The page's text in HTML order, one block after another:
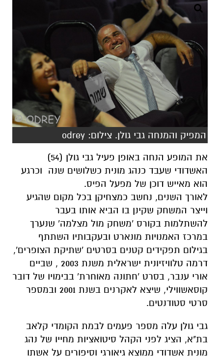
המפיק והמנחה גבי גולן. צילום: odrey
את המופע הנחה באופן פעיל גבי גולן (54)
האשדודי שעבד כנהג מונית כשלושים שנה וכרגע
הוא מאייש דוכן של מפעל הפיס.
לאורך השנים, נחשב כמצחיקן בכל מקום שהגיע
וייצר המשחק שקינן בו הביא אותו בעבר
להשתלמות בקורס 'משחק מול מצלמה' שנערך
במרכז האמנויות מונארט ובעקבותיו השתתף
בגילום תפקידים קטנים בסרטים 'שתיקת הצופרים',
דרמה טלוויזיונית ישראלית משנת 2003 , שביים
אורי ענבר, בסרט 'חתונה מאוחרת' בבימויו של דובר
קוסאשווילי, שיצא לאקרנים בשנת 2001 ובמספר
סרטי סטודנטים.
גבי גולן עלה מספר פעמים לבמת הקומדי קלאב
בת"א, הציג לפני הקהל סיטואציות מחייו של נהג
מונית אשדודי ממוצא גיאורגי וסיפורים על אשתו